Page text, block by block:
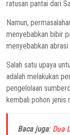
ratusan pantai dari
Namun,
menyebabkan bibir
menyebabkan abrasi
Salah satu upaya
adalah melakukan
pengelolaan
kembali pohon jenis
Baca juga: Dua